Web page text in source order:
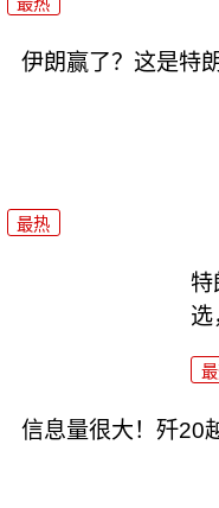
最热
伊朗赢了？这是特
最热
特
选
信息量很大！歼20